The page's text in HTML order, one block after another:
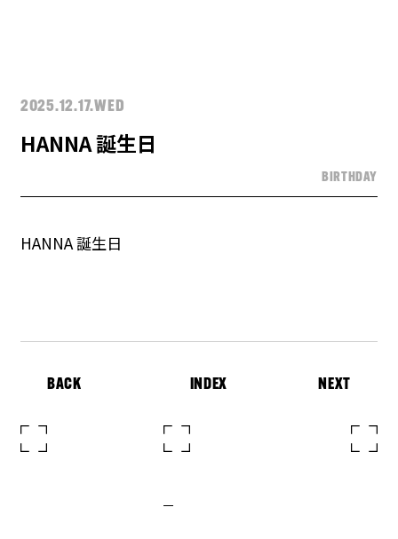
2025.12.17.WED
HANNA 誕生日
BIRTHDAY
HANNA 誕生日
BACK INDEX NEXT